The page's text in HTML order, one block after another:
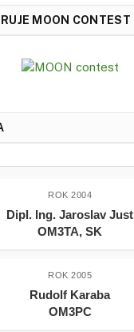
MOON CONTEST
ROK 2004
Dipl. Ing. Jaroslav Just
OM3TA, SK
ROK 2005
Rudolf Karaba
OM3PC